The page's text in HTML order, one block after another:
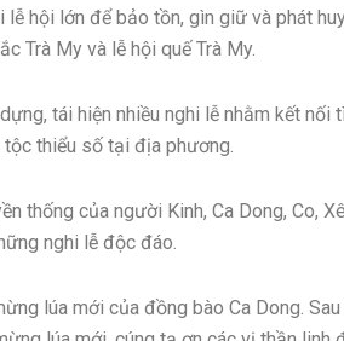
lễ hội lớn để bảo tồn, gìn giữ và phát
Trà My và lễ hội quế Trà My.
tái hiện nhiều nghi lễ nhằm kết nối
thiểu số tại địa phương.
thống của người Kinh, Ca Dong, Co,
nghi lễ độc đáo.
lúa mới của đồng bào Ca Dong.